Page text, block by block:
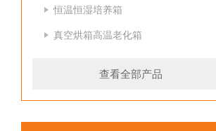
恒温恒湿培养箱
真空烘箱高温老化箱
查看全部产品